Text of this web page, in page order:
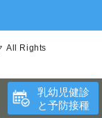
乳幼児健診
と予防接種
All Rights